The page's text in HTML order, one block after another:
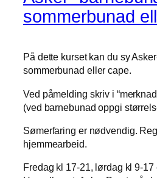
sommerbunad
På dette kurset kan du sy
sommerbunad eller cape.
Ved påmelding skriv i
(ved barnebunad oppgi
Sømerfaring er nødvendig.
hjemmearbeid.
Fredag kl 17-21, lørdag kl 9-